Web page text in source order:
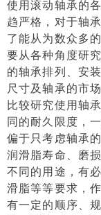
使用滚动轴承的
趋严格，对于轴
了能从为数众多
要从各种角度研
的轴承排列、安
尺寸及轴承的市
比较研究使用轴
同的耐久限度，
偏于只考虑轴承
润滑脂寿命、磨
不同的用途，有
滑脂等等要求，
有一定的顺序、